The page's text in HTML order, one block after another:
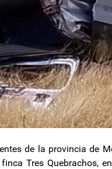
de la provincia de
Tres Quebrachos,